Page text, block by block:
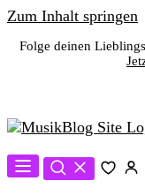
Zum Inhalt springen
Folge deinen